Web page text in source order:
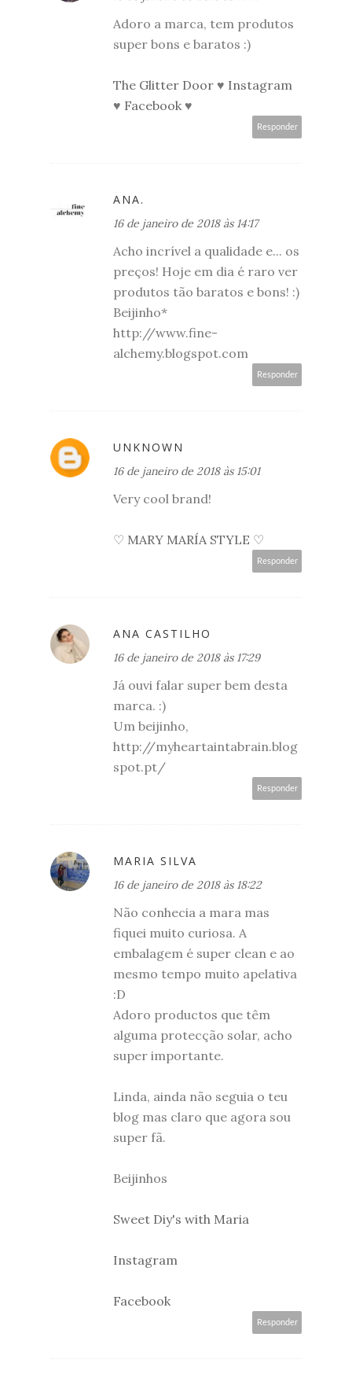
Adoro a marca, tem produtos
super bons e baratos :)
The Glitter Door ♥ Instagram
♥ Facebook ♥
Responder
ANA.
16 de janeiro de 2018 às 14:17
Acho incrível a qualidade e... os
preços! Hoje em dia é raro ver
produtos tão baratos e bons! :)
Beijinho*
http://www.fine-
alchemy.blogspot.com
Responder
UNKNOWN
16 de janeiro de 2018 às 15:01
Very cool brand!
♡ MARY MARÍA STYLE ♡
Responder
ANA CASTILHO
16 de janeiro de 2018 às 17:29
Já ouvi falar super bem desta
marca. :)
Um beijinho,
http://myheartaintabrain.blog
spot.pt/
Responder
MARIA SILVA
16 de janeiro de 2018 às 18:22
Não conhecia a mara mas
fiquei muito curiosa. A
embalagem é super clean e ao
mesmo tempo muito apelativa
:D
Adoro productos que têm
alguma protecção solar, acho
super importante.
Linda, ainda não seguia o teu
blog mas claro que agora sou
super fã.
Beijinhos
Sweet Diy's with Maria
Instagram
Facebook
Responder